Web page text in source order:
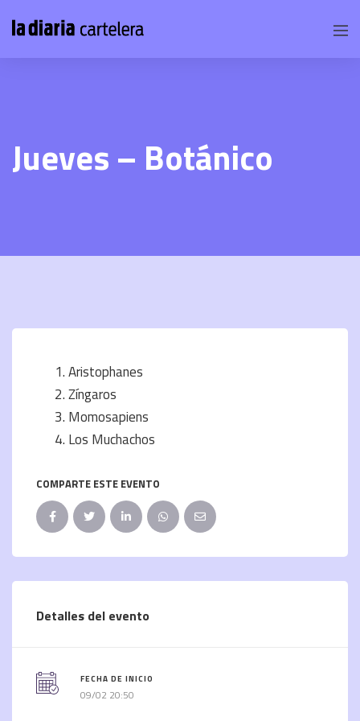
Jueves – Botánico
Aristophanes
Zíngaros
Momosapiens
Los Muchachos
COMPARTE ESTE EVENTO
Detalles del evento
FECHA DE INICIO
09/02 20:50